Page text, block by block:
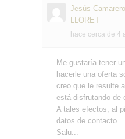
Jesús
LLORET
hace cerca de 4
Me gustaría tener
hacerle una oferta
creo que le resulte
está disfrutando de
A tales efectos, al
datos de contacto.
Salu...